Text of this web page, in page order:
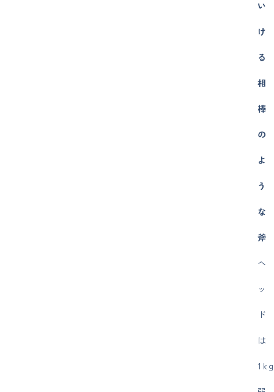
い
け
る
相
棒
の
よ
う
な
斧
ヘ
ッ
ド
は